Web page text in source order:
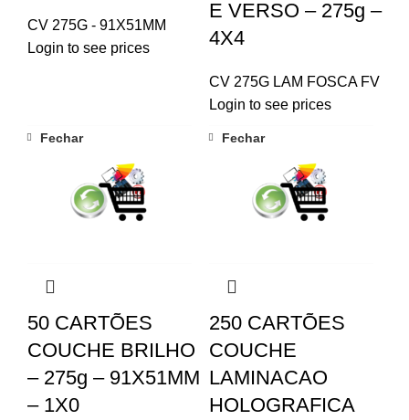
CV 275G - 91X51MM
Login to see prices
E VERSO – 275g –
4X4
CV 275G LAM FOSCA FV
Login to see prices
Fechar
50 CARTÕES
COUCHE BRILHO
– 275g – 91X51MM
– 1X0
Fechar
250 CARTÕES
COUCHE
LAMINACAO
HOLOGRAFICA